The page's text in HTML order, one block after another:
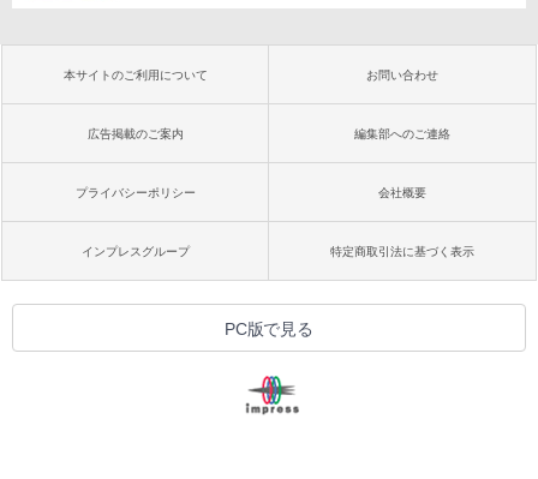
本サイトのご利用について お問い合わせ
広告掲載のご案内 編集部へのご連絡
プライバシーポリシー 会社概要
インプレスグループ 特定商取引法に基づく表示
PC版で見る